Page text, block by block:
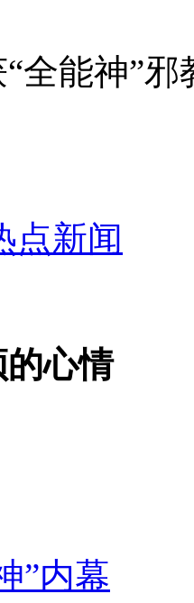
对中国
艇试航
莫言
14人死
狠手拳打脚踢
能神”邪
点新闻
心情
”内幕